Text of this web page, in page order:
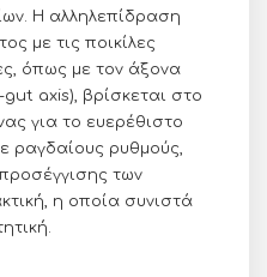
Η αλληλεπίδραση
με τις ποικίλες
όπως με τον άξονα
axis), βρίσκεται στο
για το ευερέθιστο
ραγδαίους ρυθμούς,
των
η οποία συνιστά